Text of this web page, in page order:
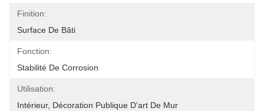
Finition:
Surface De Bâti
Fonction:
Stabilité De Corrosion
Utilisation:
Intérieur, Décoration Publique D'art De Mur